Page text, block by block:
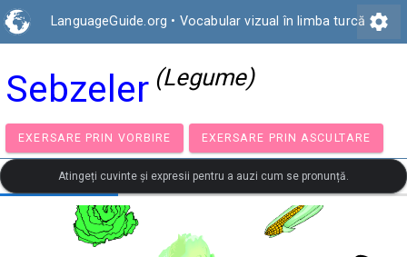
LanguageGuide.org • Vocabular vizual în limba turcă settings
Sebzeler (Legume)
EXERSARE PRIN VORBIRE EXERSARE PRIN
Atingeți cuvinte și expresii pentru a auzi cum se pronunță.